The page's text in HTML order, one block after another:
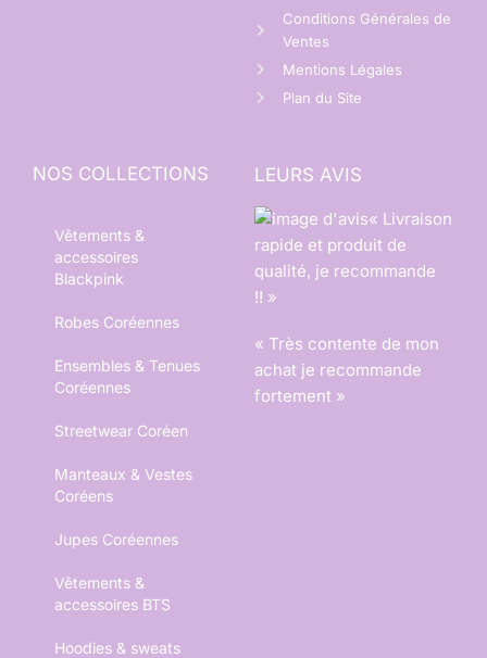
Conditions Générales de
Ventes
Mentions Légales
Plan du Site
NOS COLLECTIONS
Vêtements &
accessoires
Blackpink
Robes Coréennes
Ensembles & Tenues
Coréennes
Streetwear Coréen
Manteaux & Vestes
Coréens
Jupes Coréennes
Vêtements &
accessoires BTS
Hoodies & sweats
LEURS AVIS
« Livraison
rapide et produit de
qualité, je recommande
!! »
« Très contente de mon
achat je recommande
fortement »